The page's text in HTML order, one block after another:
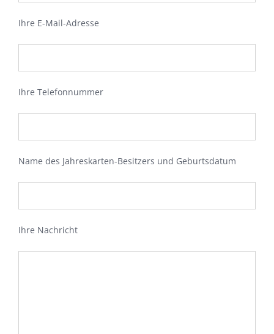
Ihre E-Mail-Adresse
Ihre Telefonnummer
Name des Jahreskarten-Besitzers und Geburtsdatum
Ihre Nachricht